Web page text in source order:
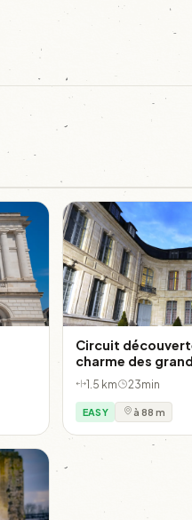
Circuit
charme des
1.5 km 23min
EASY à 88 m